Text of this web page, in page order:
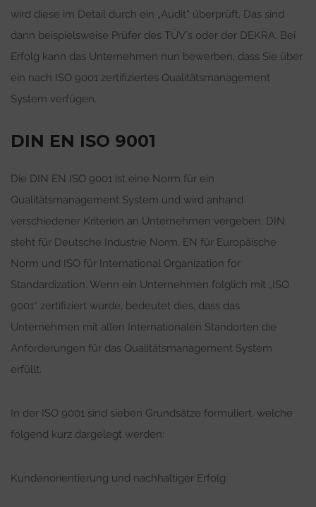
wird diese im Detail durch ein „Audit“ überprüft. Das sind
dann beispielsweise Prüfer des TÜV´s oder der DEKRA. Bei
Erfolg kann das Unternehmen nun bewerben, dass Sie über
ein nach ISO 9001 zertifiziertes Qualitätsmanagement
System verfügen.
DIN EN ISO 9001
Die DIN EN ISO 9001 ist eine Norm für ein
Qualitätsmanagement System und wird anhand
verschiedener Kriterien an Unternehmen vergeben. DIN
steht für Deutsche Industrie Norm, EN für Europäische
Norm und ISO für International Organization for
Standardization. Wenn ein Unternehmen folglich mit „ISO
9001“ zertifiziert wurde, bedeutet dies, dass das
Unternehmen mit allen Internationalen Standorten die
Anforderungen für das Qualitätsmanagement System
erfüllt.
In der ISO 9001 sind sieben Grundsätze formuliert, welche
folgend kurz dargelegt werden:
Kundenorientierung und nachhaltiger Erfolg: